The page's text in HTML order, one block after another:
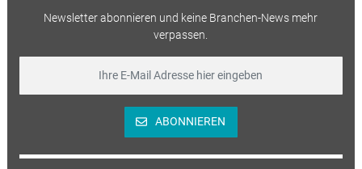
Newsletter abonnieren und keine Branchen-News mehr
verpassen.
ABONNIEREN